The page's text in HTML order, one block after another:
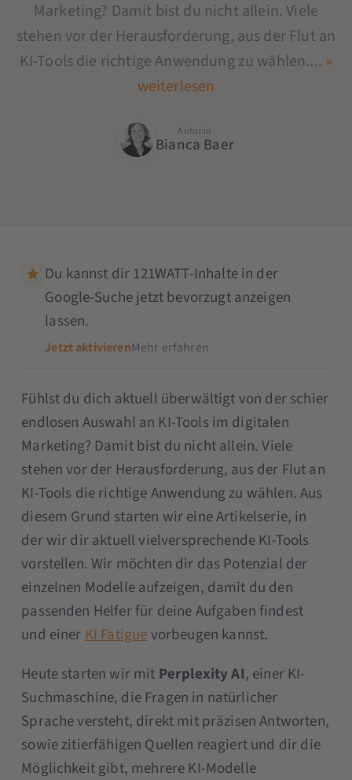
Marketing? Damit bist du nicht allein. Viele
stehen vor der Herausforderung, aus der Flut an
KI-Tools die richtige Anwendung zu wählen.... »
weiterlesen
Autor:in
Bianca Baer
Du kannst dir 121WATT-Inhalte in der
Google-Suche jetzt bevorzugt anzeigen
lassen.
Jetzt aktivierenMehr erfahren
Fühlst du dich aktuell überwältigt von der schier
endlosen Auswahl an KI-Tools im digitalen
Marketing? Damit bist du nicht allein. Viele
stehen vor der Herausforderung, aus der Flut an
KI-Tools die richtige Anwendung zu wählen. Aus
diesem Grund starten wir eine Artikelserie, in
der wir dir aktuell vielversprechende KI-Tools
vorstellen. Wir möchten dir das Potenzial der
einzelnen Modelle aufzeigen, damit du den
passenden Helfer für deine Aufgaben findest
und einerKI Fatiguevorbeugen kannst.
Heute starten wir mit Perplexity AI, einer KI-
Suchmaschine, die Fragen in natürlicher
Sprache versteht, direkt mit präzisen Antworten,
sowie zitierfähigen Quellen reagiert und dir die
Möglichkeit gibt, mehrere KI-Modelle